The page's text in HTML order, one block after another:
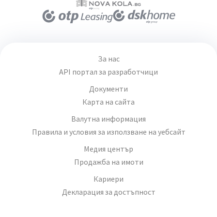
За нас
API портал за разработчици
Документи
Карта на сайта
Валутна информация
Правила и условия за използване на уебсайт
Медия център
Продажба на имоти
Кариери
Декларация за достъпност